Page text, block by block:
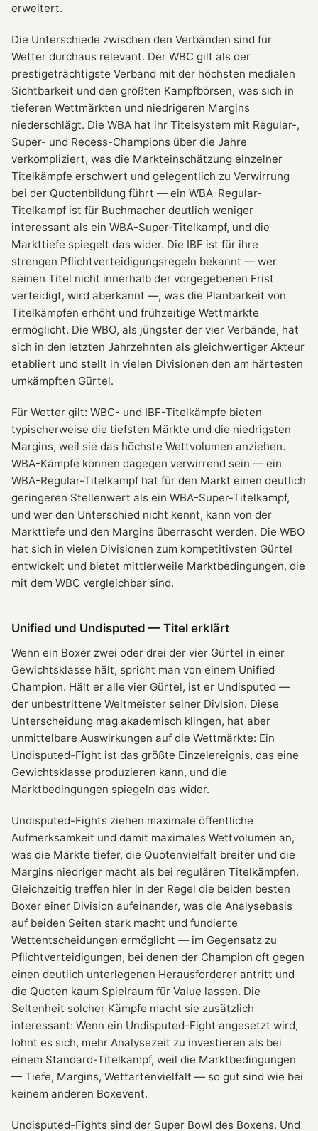
erweitert.
Die Unterschiede zwischen den Verbänden sind für
Wetter durchaus relevant. Der WBC gilt als der
prestigeträchtigste Verband mit der höchsten medialen
Sichtbarkeit und den größten Kampfbörsen, was sich in
tieferen Wettmärkten und niedrigeren Margins
niederschlägt. Die WBA hat ihr Titelsystem mit Regular-,
Super- und Recess-Champions über die Jahre
verkompliziert, was die Markteinschätzung einzelner
Titelkämpfe erschwert und gelegentlich zu Verwirrung
bei der Quotenbildung führt — ein WBA-Regular-
Titelkampf ist für Buchmacher deutlich weniger
interessant als ein WBA-Super-Titelkampf, und die
Markttiefe spiegelt das wider. Die IBF ist für ihre
strengen Pflichtverteidigungsregeln bekannt — wer
seinen Titel nicht innerhalb der vorgegebenen Frist
verteidigt, wird aberkannt —, was die Planbarkeit von
Titelkämpfen erhöht und frühzeitige Wettmärkte
ermöglicht. Die WBO, als jüngster der vier Verbände, hat
sich in den letzten Jahrzehnten als gleichwertiger Akteur
etabliert und stellt in vielen Divisionen den am härtesten
umkämpften Gürtel.
Für Wetter gilt: WBC- und IBF-Titelkämpfe bieten
typischerweise die tiefsten Märkte und die niedrigsten
Margins, weil sie das höchste Wettvolumen anziehen.
WBA-Kämpfe können dagegen verwirrend sein — ein
WBA-Regular-Titelkampf hat für den Markt einen deutlich
geringeren Stellenwert als ein WBA-Super-Titelkampf,
und wer den Unterschied nicht kennt, kann von der
Markttiefe und den Margins überrascht werden. Die WBO
hat sich in vielen Divisionen zum kompetitivsten Gürtel
entwickelt und bietet mittlerweile Marktbedingungen, die
mit dem WBC vergleichbar sind.
Unified und Undisputed — Titel erklärt
Wenn ein Boxer zwei oder drei der vier Gürtel in einer
Gewichtsklasse hält, spricht man von einem Unified
Champion. Hält er alle vier Gürtel, ist er Undisputed —
der unbestrittene Weltmeister seiner Division. Diese
Unterscheidung mag akademisch klingen, hat aber
unmittelbare Auswirkungen auf die Wettmärkte: Ein
Undisputed-Fight ist das größte Einzelereignis, das eine
Gewichtsklasse produzieren kann, und die
Marktbedingungen spiegeln das wider.
Undisputed-Fights ziehen maximale öffentliche
Aufmerksamkeit und damit maximales Wettvolumen an,
was die Märkte tiefer, die Quotenvielfalt breiter und die
Margins niedriger macht als bei regulären Titelkämpfen.
Gleichzeitig treffen hier in der Regel die beiden besten
Boxer einer Division aufeinander, was die Analysebasis
auf beiden Seiten stark macht und fundierte
Wettentscheidungen ermöglicht — im Gegensatz zu
Pflichtverteidigungen, bei denen der Champion oft gegen
einen deutlich unterlegenen Herausforderer antritt und
die Quoten kaum Spielraum für Value lassen. Die
Seltenheit solcher Kämpfe macht sie zusätzlich
interessant: Wenn ein Undisputed-Fight angesetzt wird,
lohnt es sich, mehr Analysezeit zu investieren als bei
einem Standard-Titelkampf, weil die Marktbedingungen
— Tiefe, Margins, Wettartenvielfalt — so gut sind wie bei
keinem anderen Boxevent.
Undisputed-Fights sind der Super Bowl des Boxens. Und